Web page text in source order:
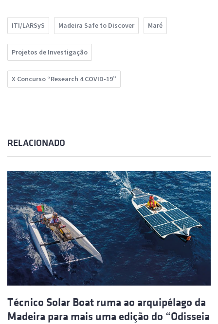
ITI/LARSyS Madeira Safe to Discover Maré
Projetos de Investigação
X Concurso “Research 4 COVID-19”
RELACIONADO
Técnico Solar Boat ruma ao arquipélago da
Madeira para mais uma edição do “Odisseia